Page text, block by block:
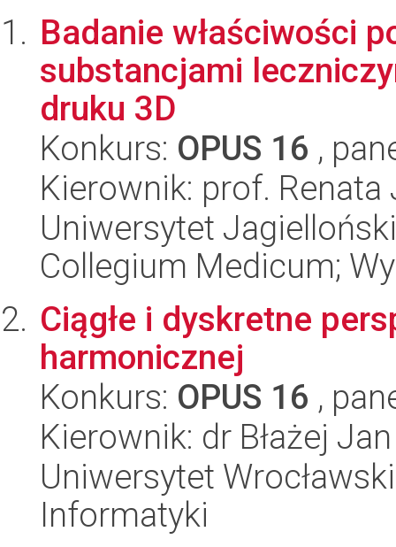
Badanie właściwości
substancjami
druku 3D
Konkurs: OPUS 16 ,
Kierownik: prof.
Uniwersytet
Collegium Medicum;
Ciągłe i dyskretne
harmonicznej
Konkurs: OPUS 16 ,
Kierownik: dr Błażej
Uniwersytet
Informatyki